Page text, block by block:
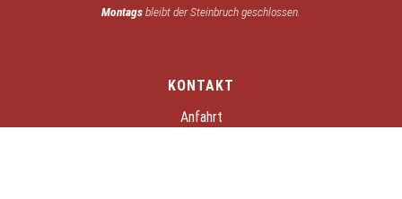
Montagsbleibt der Steinbruch geschlossen.
KONTAKT
Anfahrt